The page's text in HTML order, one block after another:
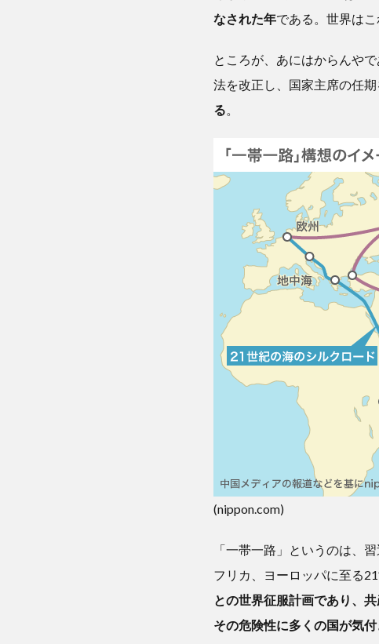
なされた年である。世界は
ところが、あにはからんや
法を改正し、国家主席の任期
る
(nippon.com)
「一帯一路」というのは、
フリカ、ヨーロッパに至る
との世界征服計画であり、
その危険性に多くの国が気